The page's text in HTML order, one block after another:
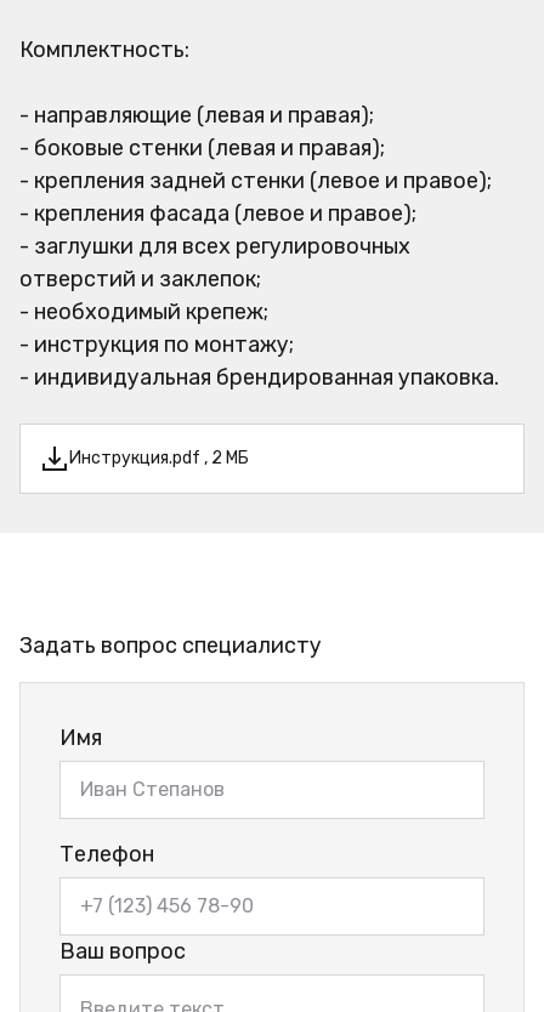
Комплектность:
- направляющие (левая и правая);
- боковые стенки (левая и правая);
- крепления задней стенки (левое и правое);
- крепления фасада (левое и правое);
- заглушки для всех регулировочных
отверстий и заклепок;
- необходимый крепеж;
- инструкция по монтажу;
- индивидуальная брендированная упаковка.
Инструкция.pdf , 2 МБ
Задать вопрос специалисту
Имя
Телефон
Ваш вопрос